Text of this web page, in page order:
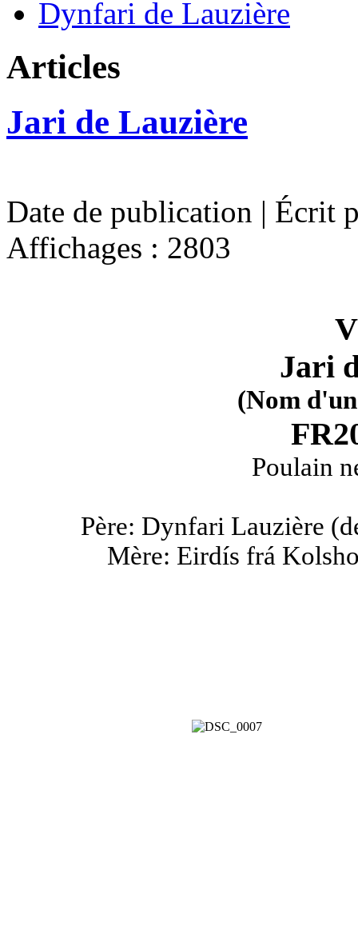
Dynfari de Lauzière
Articles
Jari de Lauzière
Date de publication | Écrit
Affichages : 2803
Jari
(Nom
Poulain
Père: Dynfari Lauzière
Mère: Eirdís frá